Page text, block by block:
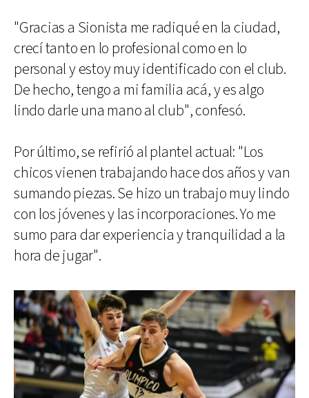
"Gracias a Sionista me radiqué en la ciudad,
crecí tanto en lo profesional como en lo
personal y estoy muy identificado con el club.
De hecho, tengo a mi familia acá, y es algo
lindo darle una mano al club", confesó.
Por último, se refirió al plantel actual: "Los
chicos vienen trabajando hace dos años y van
sumando piezas. Se hizo un trabajo muy lindo
con los jóvenes y las incorporaciones. Yo me
sumo para dar experiencia y tranquilidad a la
hora de jugar".